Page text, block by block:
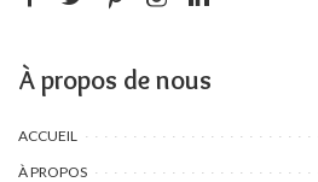
À propos de nous
ACCUEIL
À PROPOS